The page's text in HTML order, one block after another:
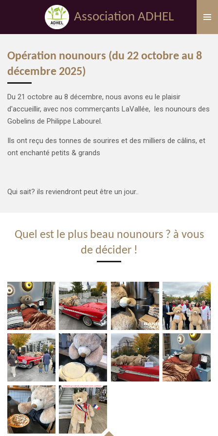
contenu
Association ADHEL
Opération nounours (du 22 octobre au 8
décembre 2025)
Du 21 octobre au 8 décembre, nous avons eu le plaisir
d'accueillir, avec nos commerçants LaVallée, les nounours des
Gobelins de Philippe Labourel.
Ils ont reçu des tonnes de sourires et des milliers de câlins, et
ont enchanté petits & grands
Qui sait? ils reviendront peut être un jour..
Quel est le plus beau nounours ? à vous
de décider !